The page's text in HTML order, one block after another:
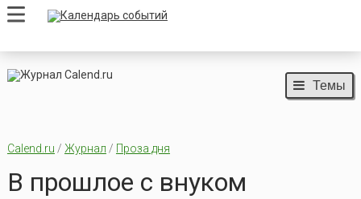
Темы
Calend.ru / Журнал / Проза дня
В прошлое с внуком